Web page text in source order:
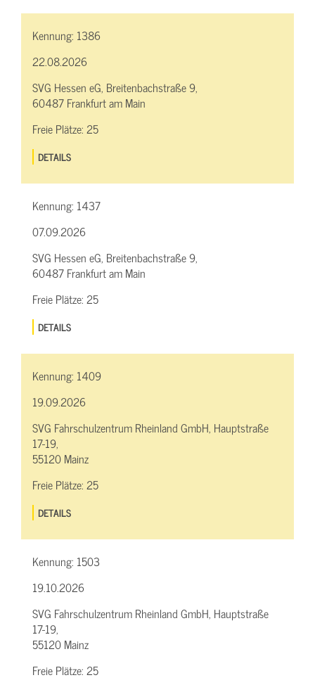
Kennung: 1386
22.08.2026
SVG Hessen eG, Breitenbachstraße 9,
60487 Frankfurt am Main
Freie Plätze:25
DETAILS
Kennung: 1437
07.09.2026
SVG Hessen eG, Breitenbachstraße 9,
60487 Frankfurt am Main
Freie Plätze:25
DETAILS
Kennung: 1409
19.09.2026
SVG Fahrschulzentrum Rheinland GmbH, Hauptstraße
17-19,
55120 Mainz
Freie Plätze:25
DETAILS
Kennung: 1503
19.10.2026
SVG Fahrschulzentrum Rheinland GmbH, Hauptstraße
17-19,
55120 Mainz
Freie Plätze:25